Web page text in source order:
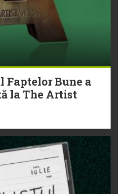
Faptelor Bune a
la The Artist